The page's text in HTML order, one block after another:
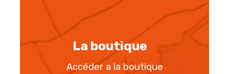
La boutique
Accéder a la boutique